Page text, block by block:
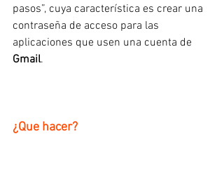
pasos”, cuya característica es crear una
contraseña de acceso para las
aplicaciones que usen una cuenta de
Gmail.
¿Que hacer?